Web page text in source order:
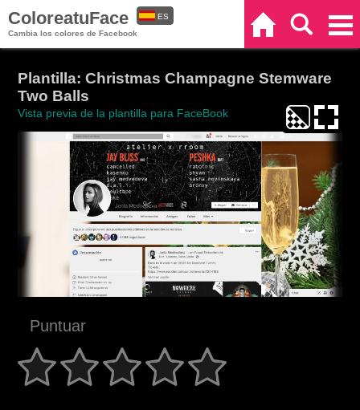
ColoreatuFace
Cambia los colores de Facebook
ES
Plantilla: Christmas Champagne Stemware
Two Balls
Vista previa de la plantilla para FaceBook
Puntuar